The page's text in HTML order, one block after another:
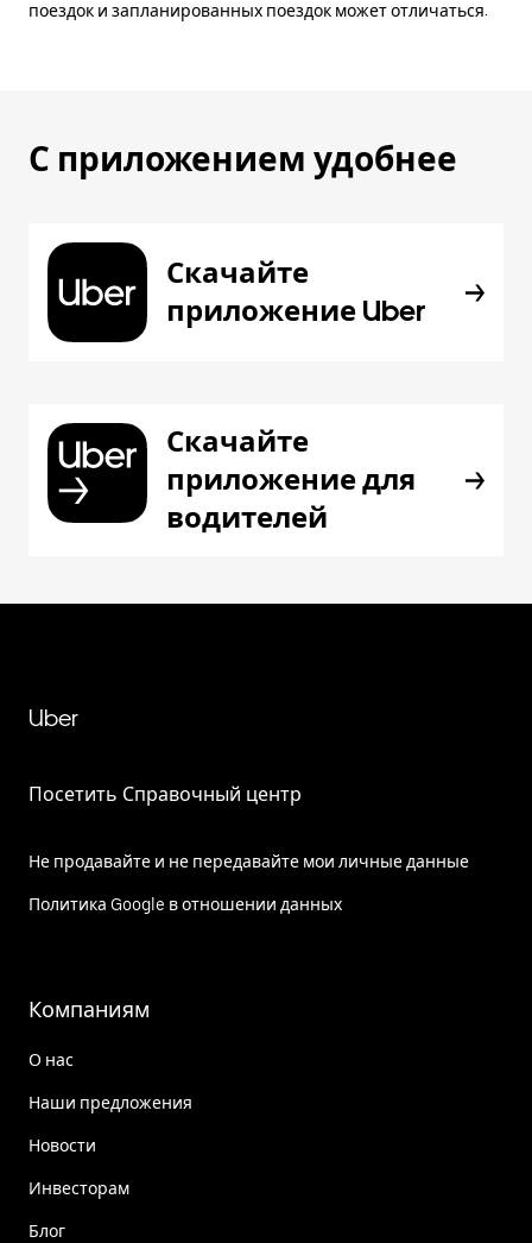
поездок и запланированных поездок может отличаться.
С приложением удобнее
Скачайте
приложение Uber
Скачайте
приложение для
водителей
Uber
Посетить Справочный центр
Не продавайте и не передавайте мои личные данные
Политика Google в отношении данных
Компаниям
О нас
Наши предложения
Новости
Инвесторам
Блог